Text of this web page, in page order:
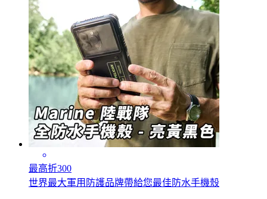
最高折300
世界最大軍用防護品牌帶給您最佳防水手機殼